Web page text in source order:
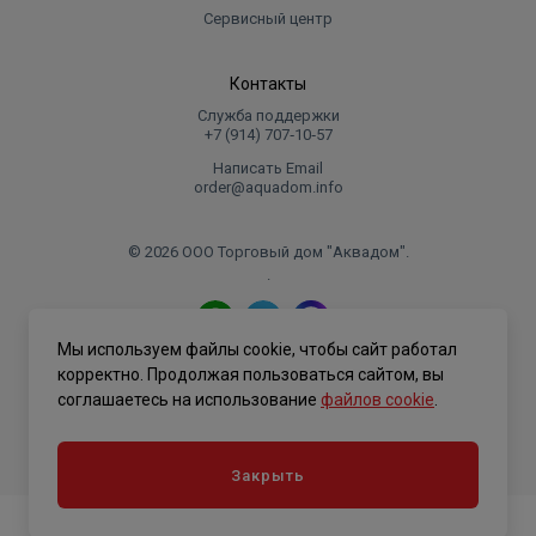
Сервисный центр
Контакты
Служба поддержки
+7 (914) 707‑10‑57
Написать Email
order@aquadom.info
© 2026 ООО Торговый дом "Аквадом".
.
Политика конфиденциальности
Мы используем файлы cookie, чтобы сайт работал
корректно. Продолжая пользоваться сайтом, вы
соглашаетесь на использование файлов cookie
Закрыть